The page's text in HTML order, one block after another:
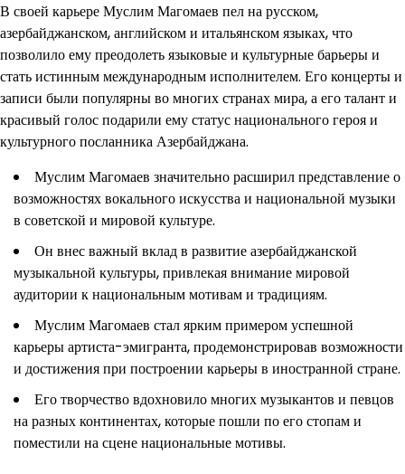
В своей карьере Муслим Магомаев пел на русском,
азербайджанском, английском и итальянском языках, что
позволило ему преодолеть языковые и культурные барьеры и
стать истинным международным исполнителем. Его концерты и
записи были популярны во многих странах мира, а его талант и
красивый голос подарили ему статус национального героя и
культурного посланника Азербайджана.
Муслим Магомаев значительно расширил представление о
возможностях вокального искусства и национальной музыки
в советской и мировой культуре.
Он внес важный вклад в развитие азербайджанской
музыкальной культуры, привлекая внимание мировой
аудитории к национальным мотивам и традициям.
Муслим Магомаев стал ярким примером успешной
карьеры артиста-эмигранта, продемонстрировав возможности
и достижения при построении карьеры в иностранной стране.
Его творчество вдохновило многих музыкантов и певцов
на разных континентах, которые пошли по его стопам и
поместили на сцене национальные мотивы.